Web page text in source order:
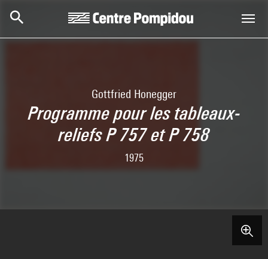
Gottfried Honegger
Programme pour les tableaux-
reliefs P 757 et P 758
1975